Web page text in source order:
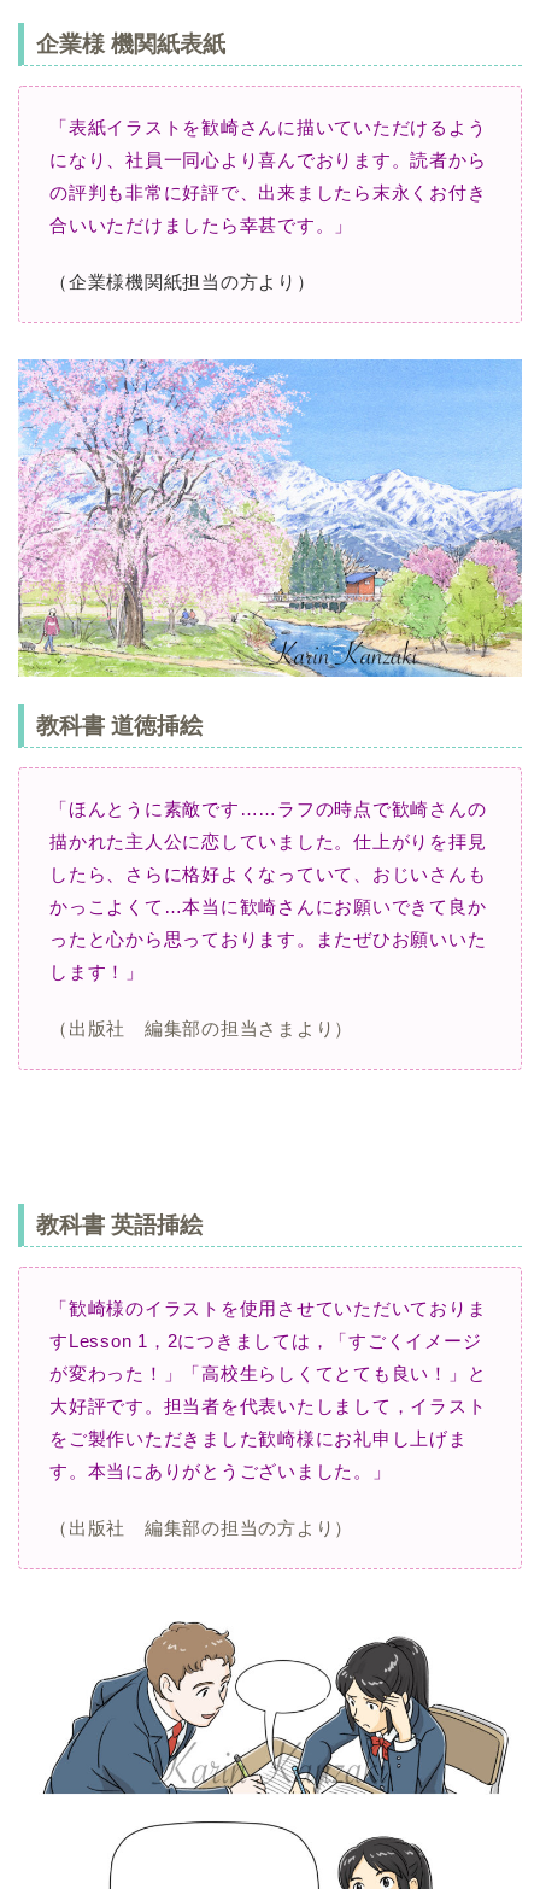
企業様 機関紙表紙
「表紙イラストを歓崎さんに描いていただけるよう
になり、社員一同心より喜んでおります。読者から
の評判も非常に好評で、出来ましたら末永くお付き
合いいただけましたら幸甚です。」
（企業様機関紙担当の方より）
教科書 道徳挿絵
「ほんとうに素敵です……ラフの時点で歓崎さんの
描かれた主人公に恋していました。仕上がりを拝見
したら、さらに格好よくなっていて、おじいさんも
かっこよくて…本当に歓崎さんにお願いできて良か
ったと心から思っております。
またぜひお願いいた
します！」
（出版社 編集部の担当さまより）
教科書 英語挿絵
「歓崎様のイラストを使用させていただいておりま
すLesson 1，2につきましては，
「すごくイメージ
が変わった！」「高校生らしくてとても良い！」と
大好評です。 担当者を代表いたしまして，イラスト
をご製作いただきました歓崎様にお礼申し上げま
す。 本当にありがとうございました。」
（出版社 編集部の担当の方より）